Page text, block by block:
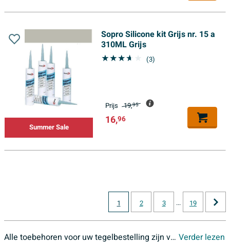
Summer Sale
Sopro Silicone kit Grijs nr. 15 a
310ML Grijs
(3)
Prijs 19,95
16,96
1 2 3 ... 19
Alle toebehoren voor uw tegelbestelling zijn verkrijgbaar. Denk aan vloerlijmen, gereedschappen en voegmiddelen. Verder lezen